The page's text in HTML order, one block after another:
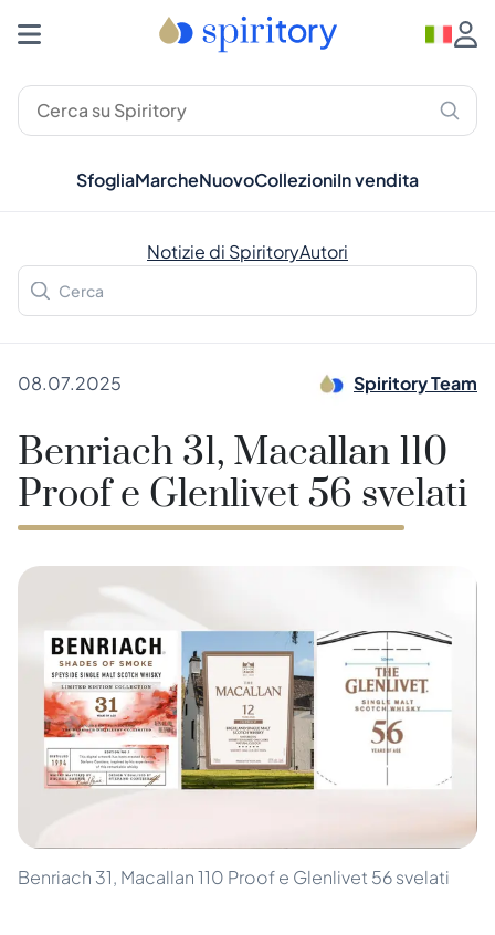
SfogliaMarcheNuovoCollezioniIn vendita
Notizie di SpiritoryAutori
08.07.2025 Spiritory Team
Benriach 31, Macallan 110
Proof e Glenlivet 56 svelati
Benriach 31, Macallan 110 Proof e Glenlivet 56 svelati